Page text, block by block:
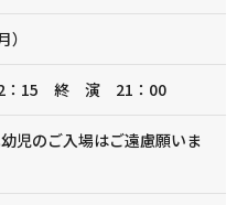
15 終 演 21：00
児のご入場はご遠慮願いま